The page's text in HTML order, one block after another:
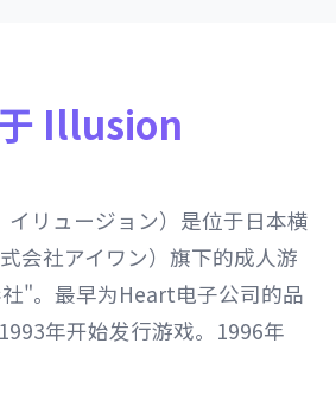
Illusion
イリュージョン）是位于日本横
会社アイワン）旗下的成人游
"。最早为Heart电子公司的品
年开始发行游戏。1996年